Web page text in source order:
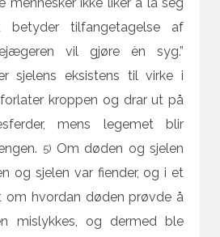
betyder tilfangetagelse af
vil gjøre èn syg.”
sjelens eksistens til virke i
kroppen og drar ut på
mens legemet blir
5) Om døden og sjelen
og sjelen var fiender, og i et
om hvordan døden prøvde å
mislykkes, og dermed ble